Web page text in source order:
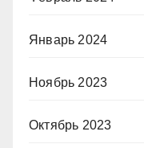
Январь 2024
Ноябрь 2023
Октябрь 2023